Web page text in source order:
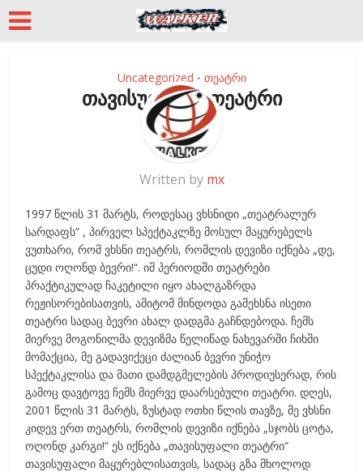
Uncategorized • თეატრი
თავისუფალი თეატრი
Written by mx
1997 წლის 31 მარტს, როდესაც ვხსნიდი „თეატრალურ
სარდაფს“ , პირველ სპექტაკლზე მოსულ მაყურებელს
ვუთხარი, რომ ვხსნი თეატრს, რომლის დევიზი იქნება „დე,
ცუდი ოღონდ ბევრი!“. იმ პერიოდში თეატრები
პრაქტიკულად ჩაკეტილი იყო ახალგაზრდა
რეჟისორებისათვის, ამიტომ მინდოდა გამეხსნა ისეთი
თეატრი სადაც ბევრი ახალ დადგმა გაჩნდებოდა. ჩემს
მიერვე მოგონილმა დევიზმა წელიწად ნახევარში ჩიხში
მომაქცია, მე გადავიქეცი ძალიან ბევრი უნიჭო
სპექტაკლისა და მათი დამდგმელების პროდიუსერად, რის
გამოც დავტოვე ჩემს მიერვე დაარსებული თეატრი. დღეს,
2001 წლის 31 მარტს, ზუსტად ოთხი წლის თავზე, მე ვხსნი
კიდევ ერთ თეატრს, რომლის დევიზი იქნება „სჯობს ცოტა,
ოღონდ კარგი!“ ეს იქნება „თავისუფალი თეატრი“
თავისუფალი მაყურებლისათვის, სადაც გზა მხოლოდ